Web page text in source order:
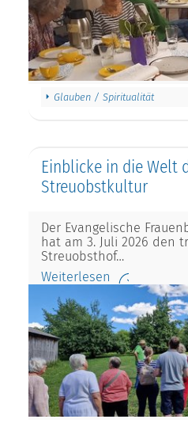
Glauben / Spiritualität
Einblicke in die Welt
Streuobstkultur
Der Evangelische
hat am 3. Juli 2026 den
Streuobsthof…
Weiterlesen